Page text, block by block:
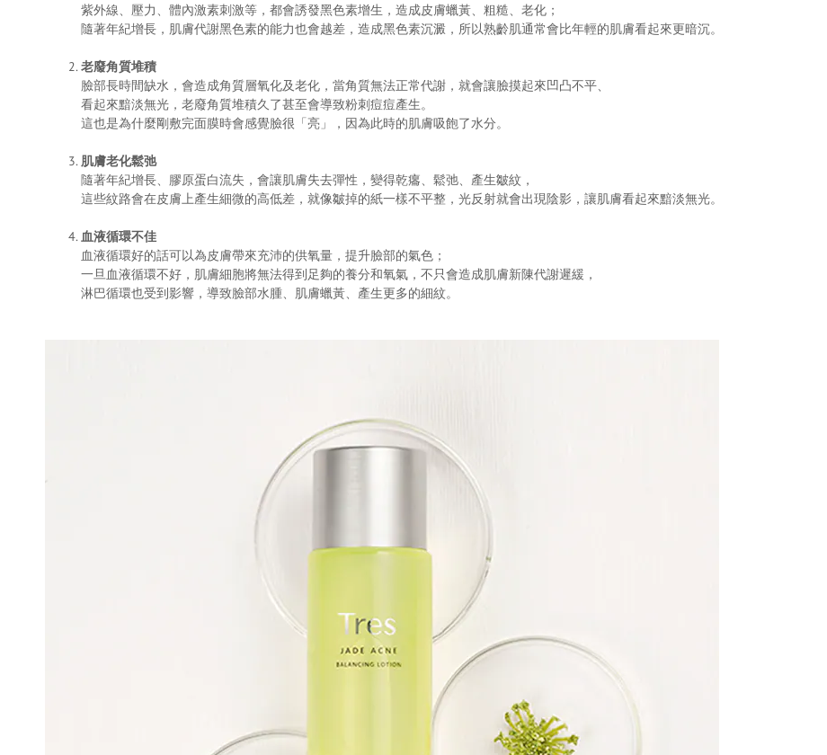
紫外線、壓力、體內激素刺激等，都會誘發黑色素增生，造成皮膚蠟黃、粗糙、老化；
隨著年紀增長，肌膚代謝黑色素的能力也會越差，造成黑色素沉澱，所以熟齡肌通常會比年輕的肌膚看起來更暗沉。
老廢角質堆積
臉部長時間缺水，會造成角質層氧化及老化，當角質無法正常代謝，就會讓臉摸起來凹凸不平、
看起來黯淡無光，老廢角質堆積久了甚至會導致粉刺痘痘產生。
這也是為什麼剛敷完面膜時會感覺臉很「亮」，因為此時的肌膚吸飽了水分。
肌膚老化鬆弛
隨著年紀增長、膠原蛋白流失，會讓肌膚失去彈性，變得乾癟、鬆弛、產生皺紋，
這些紋路會在皮膚上產生細微的高低差，就像皺掉的紙一樣不平整，光反射就會出現陰影，讓肌膚看起來黯淡無光。
血液循環不佳
血液循環好的話可以為皮膚帶來充沛的供氧量，提升臉部的氣色；
一旦血液循環不好，肌膚細胞將無法得到足夠的養分和氧氣，不只會造成肌膚新陳代謝遲緩，
淋巴循環也受到影響，導致臉部水腫、肌膚蠟黃、產生更多的細紋。